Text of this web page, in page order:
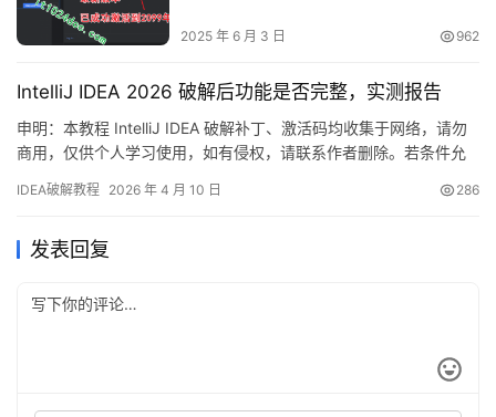
2025 年 6 月 3 日 962
IntelliJ IDEA 2026 破解后功能是否完整，实测报告
申明：本教程 IntelliJ IDEA 破解补丁、激活码均收集于网络，请勿
商用，仅供个人学习使用，如有侵权，请联系作者删除。若条件允
解成功的截图，如下图，可以看到已经成功破解到 2099 年辣，舒
IDEA。 如果觉得破解…
IDEA破解教程 2026 年 4 月 10 日 286
发表回复